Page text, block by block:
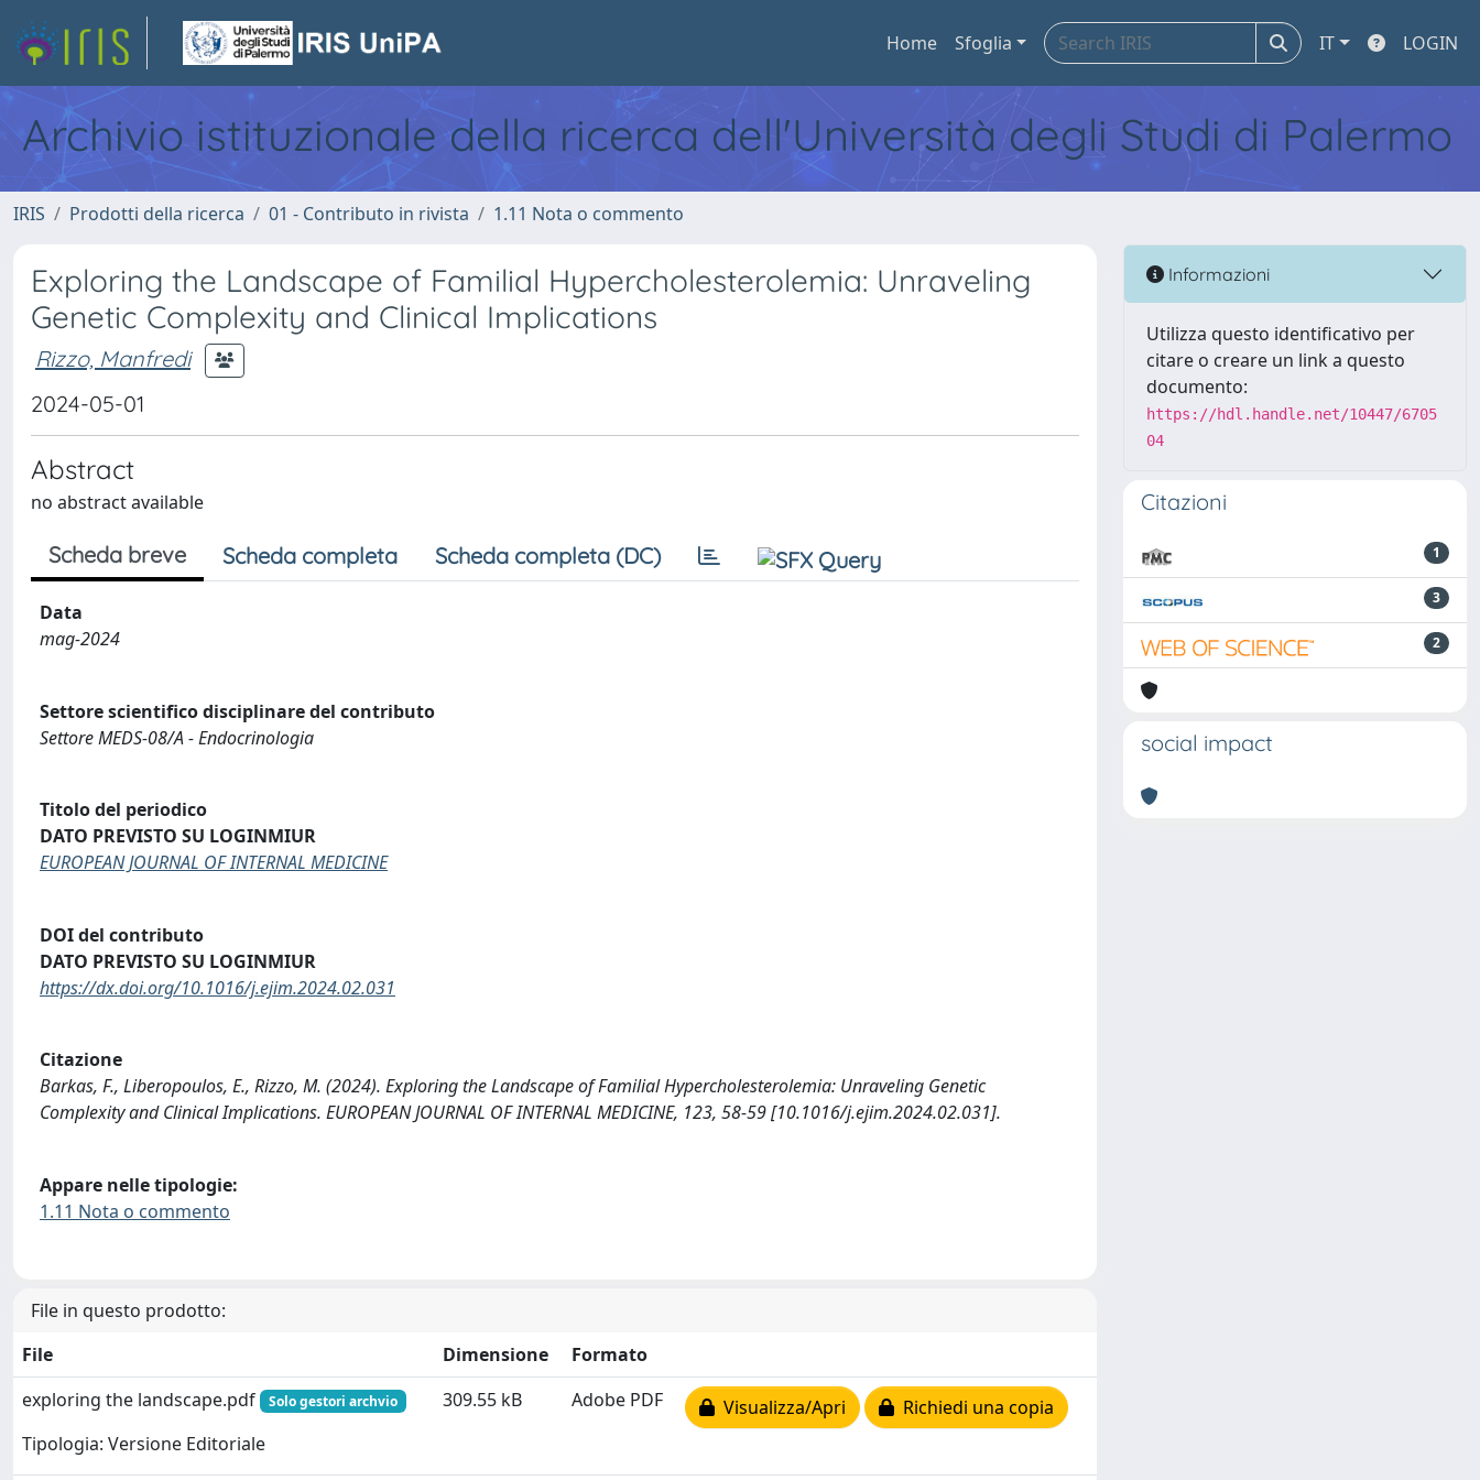
Home Sfoglia IT LOGIN
Archivio istituzionale della ricerca dell'Università degli Studi di Palermo
IRIS Prodotti della ricerca 01 - Contributo in rivista 1.11 Nota o commento
Exploring the Landscape of Familial Hypercholesterolemia: Unraveling
Genetic Complexity and Clinical Implications
Rizzo, Manfredi
2024-05-01
Abstract
no abstract available
Scheda breve Scheda completa Scheda completa (DC)
Data
mag-2024
Settore scientifico disciplinare del contributo
Settore MEDS-08/A - Endocrinologia
Titolo del periodico
DATO PREVISTO SU LOGINMIUR
EUROPEAN JOURNAL OF INTERNAL MEDICINE
DOI del contributo
DATO PREVISTO SU LOGINMIUR
https://dx.doi.org/10.1016/j.ejim.2024.02.031
Citazione
Barkas, F., Liberopoulos, E., Rizzo, M. (2024). Exploring the Landscape of Familial Hypercholesterolemia: Unraveling Genetic
Complexity and Clinical Implications. EUROPEAN JOURNAL OF INTERNAL MEDICINE, 123, 58-59 [10.1016/j.ejim.2024.02.031].
Appare nelle tipologie:
1.11 Nota o commento
File in questo prodotto:
File
Dimensione
Formato
exploring the landscape.pdf
Solo gestori archvio
Tipologia: Versione Editoriale
309.55 kB Adobe PDF Visualizza/Apri Richiedi una copia
Informazioni
Utilizza questo identificativo per
citare o creare un link a questo
documento:
https://hdl.handle.net/10447/6705
04
Citazioni
1
3
2
social impact